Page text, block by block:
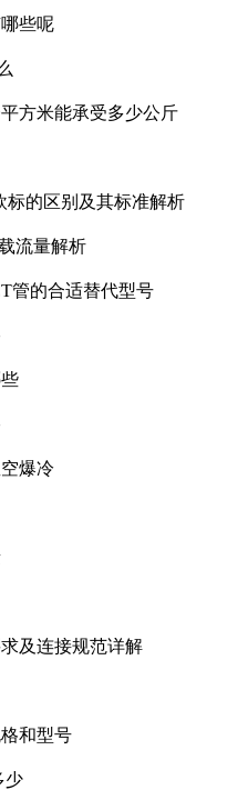
些呢
方米能承受多少公斤
标的区别及其标准解析
流量解析
管的合适替代型号
爆冷
及连接规范详解
和型号
少